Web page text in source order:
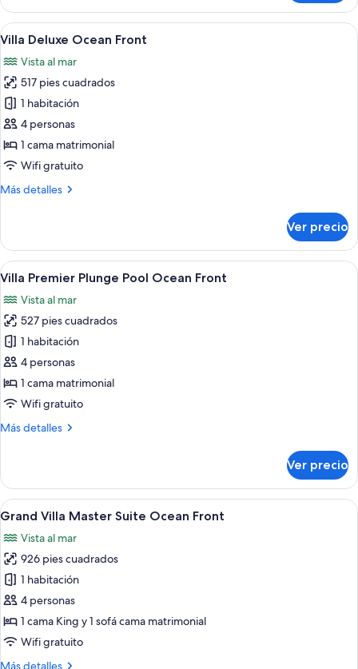
Superior
Ocean
Front
Abrir
todas
las
fotos
de
Villa
Deluxe
Ocean
Habitación de hotel con dos camas,
9
Villa Deluxe Ocean Front
Vista al mar
517 pies cuadrados
1 habitación
4 personas
1 cama matrimonial
Wifi gratuito
Más detalles
Más
Deluxe
Ocean
Front
Ver precio
Abrir
todas
las
fotos
de
Villa
Premier
Plunge
Ocean
Un balcón con vista a la playa, un
6
Villa Premier Plunge Pool Ocean Front
Vista al mar
527 pies cuadrados
1 habitación
4 personas
1 cama matrimonial
Wifi gratuito
Más detalles
Más
Premier
Plunge
Pool
Front
Ver precio
Abrir
todas
las
fotos
de
Grand
Villa
Master
Una habitación de hotel moderna
10
Grand Villa Master Suite Ocean Front
Vista al mar
926 pies cuadrados
1 habitación
4 personas
1 cama King y 1 sofá cama matrimonial
Wifi gratuito
Más detalles
Más